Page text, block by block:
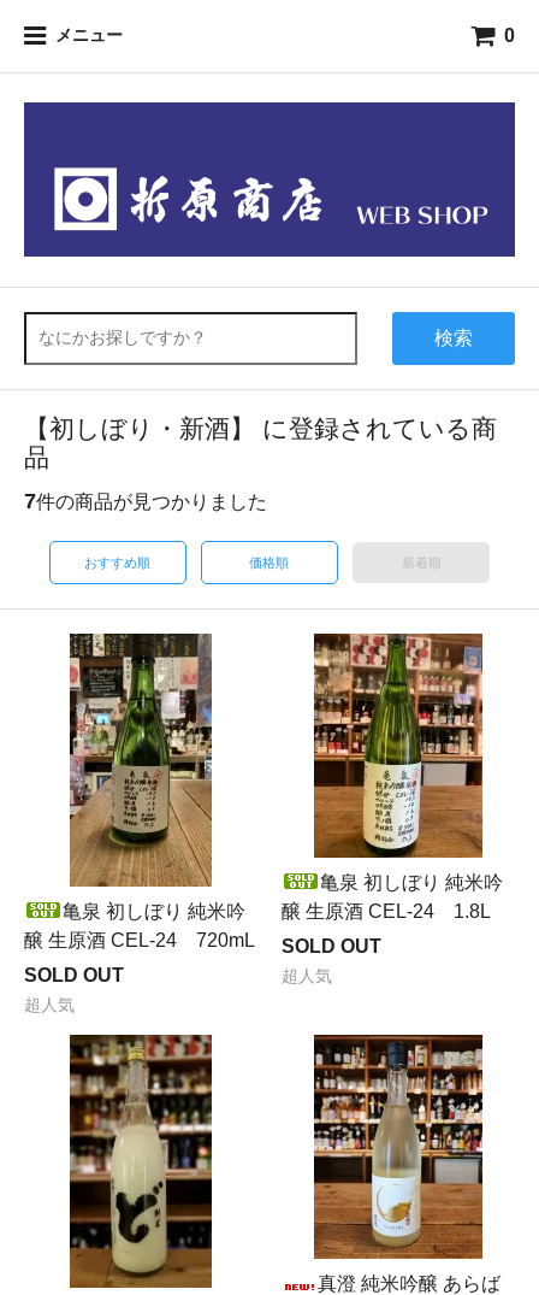
メニュー 0
検索
【初しぼり・新酒】 に登録されている商
品
7件の商品が見つかりました
おすすめ順 価格順 新着順
亀泉 初しぼり 純米吟
醸 生原酒 CEL-24 720mL
SOLD OUT
超人気
亀泉 初しぼり 純米吟
醸 生原酒 CEL-24 1.8L
SOLD OUT
超人気
真澄 純米吟醸 あらば